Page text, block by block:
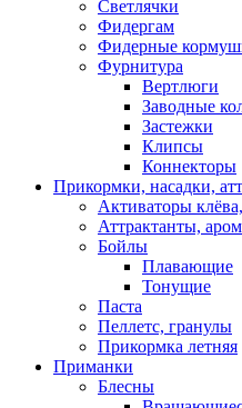
Светлячки
Фидергам
Фидерные
Фурнитура
Вертлюги
Заводные
Застежки
Клипсы
Коннекторы
Прикормки, насадки,
Активаторы
Аттрактанты,
Бойлы
Плавающие
Тонущие
Паста
Пеллетс, гранулы
Прикормка летняя
Приманки
Блесны